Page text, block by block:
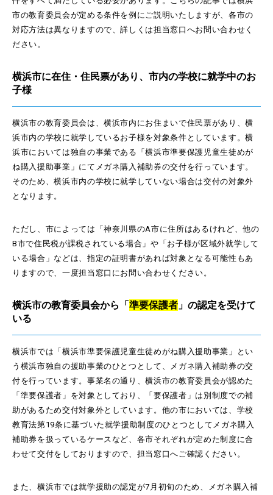
市の教育委員会が定める条件を例にご説明いたしますが、各市の
対応方法は異なりますので、詳しくは担当窓口へお問い合わせく
ださい。
横浜市に在住・住民票があり、市内の学校に就学中のお
子様
横浜市の教育委員会は、横浜市内にお住まいで住民票があり、横
浜市内の学校に就学しているお子様を対象条件としています。横
浜市においては独自の事業である「横浜市準要保護児童生徒めが
ね購入援助事業」にてメガネ購入補助券の交付を行っています。
そのため、横浜市内の学校に就学していない場合は交付の対象外
となります。
ただし、市によっては「神奈川県のA市に住所はあるけれど、他の
B市で住民税が課税されている場合」や「お子様が区域外就学して
いる場合」などは、指定の証明書があれば対象となる可能性もあ
りますので、一度担当窓口にお問い合わせください。
横浜市の教育委員会から「 準要保護者 」の認定を受けて
いる
横浜市では「横浜市準要保護児童生徒めがね購入援助事業」とい
う横浜市独自の援助事業のひとつとして、メガネ購入補助券の交
付を行っています。事業名の通り、横浜市の教育委員会が認めた
「準要保護者」を対象としており、「要保護者」は別制度での補
助があるため交付対象外としています。他の市においては、学校
教育法第19条に基づいた就学援助制度のひとつとしてメガネ購入
補助券を扱っているケースなど、各市それぞれが定めた制度に合
わせて交付をしておりますので、担当窓口へご確認ください。
また、横浜市では就学援助の認定が7月初旬のため、メガネ購入補